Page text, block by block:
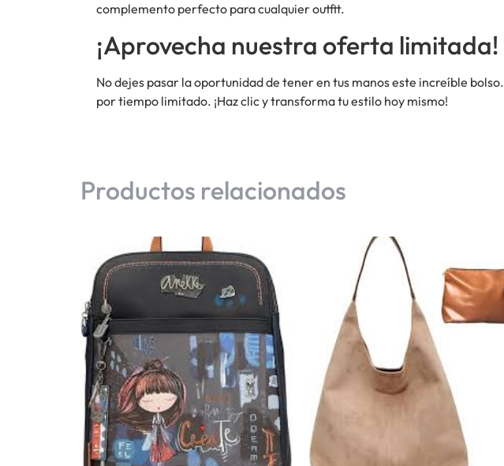
complemento perfecto para cualquier outfit.
¡Aprovecha nuestra oferta limitada!
No dejes pasar la oportunidad de tener en tus manos este increíble bolso.
por tiempo limitado. ¡Haz clic y transforma tu estilo hoy mismo!
Productos relacionados